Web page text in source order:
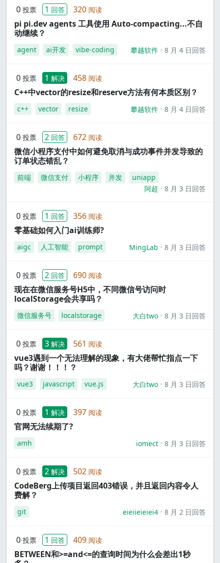
0 投票 1 回答 320 阅读
pi pi.dev agents 工具使用 Auto-compacting...不自
动继续？
agent ai开发 vibe-coding 攀越软件 8 月 4 日回答
0 投票 1 解决 458 阅读
C++中vector的resize和reserve方法有何本质区别？
c++ vector resize 攀越软件 8 月 4 日回答
0 投票 2 回答 672 阅读
微信小程序支付中如何避免取消与成功事件并发导致的
订单状态错乱？
前端 微信支付 小程序 并发
uniapp
阿超
8 月 3 日回答
0 投票 1 回答 356 阅读
零基础如何入门ai训练师?
aigc 人工智能 prompt MingLab 8 月 3 日回答
0 投票 2 回答 690 阅读
现在在微信服务号H5中，不同微信号访问时
localStorage会共享吗？
微信服务号 localstorage 大白two 8 月 3 日回答
0 投票 3 解决 561 阅读
vue3遇到一个无法理解的现象，有大佬帮忙指点一下
吗？谢谢！！！？
vue3 javascript vue.js 大白two 8 月 3 日回答
0 投票 1 解决 397 阅读
官网无法续期了?
amh iomect 8 月 3 日回答
0 投票 2 解决 502 阅读
CodeBerg上传项目返回403错误，并且返回内容令人
费解？
git eieiieieiei4 8 月 2 日回答
0 投票 1 回答 409 阅读
BETWEEN和>=and<=的查询时间为什么会差出1秒